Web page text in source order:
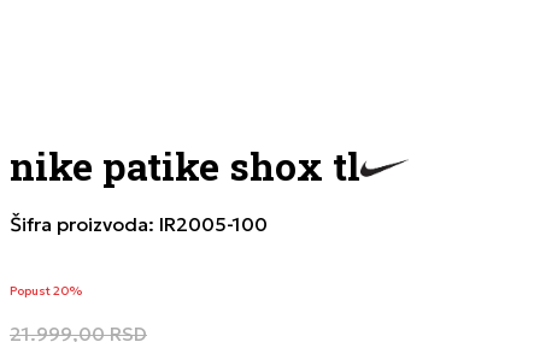
nike patike shox tl
Šifra proizvoda: IR2005-100
Popust 20%
21.999,00 RSD